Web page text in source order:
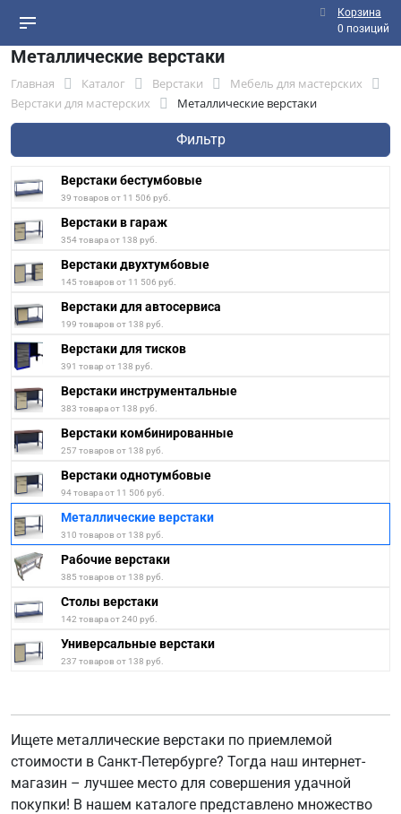
Корзина
0 позиций
Металлические верстаки
Главная Каталог Верстаки
Мебель для мастерских
Верстаки для мастерских
Металлические верстаки
Фильтр
Верстаки бестумбовые
39 товаров от 11 506 руб.
Верстаки в гараж
354 товара от 138 руб.
Верстаки двухтумбовые
145 товаров от 11 506 руб.
Верстаки для автосервиса
199 товаров от 138 руб.
Верстаки для тисков
391 товар от 138 руб.
Верстаки инструментальные
383 товара от 138 руб.
Верстаки комбинированные
257 товаров от 138 руб.
Верстаки однотумбовые
94 товара от 11 506 руб.
Металлические верстаки
310 товаров от 138 руб.
Рабочие верстаки
385 товаров от 138 руб.
Столы верстаки
142 товара от 240 руб.
Универсальные верстаки
237 товаров от 138 руб.
Ищете металлические верстаки по приемлемой
стоимости в Санкт-Петербурге? Тогда наш интернет-
магазин – лучшее место для совершения удачной
покупки! В нашем каталоге представлено множество